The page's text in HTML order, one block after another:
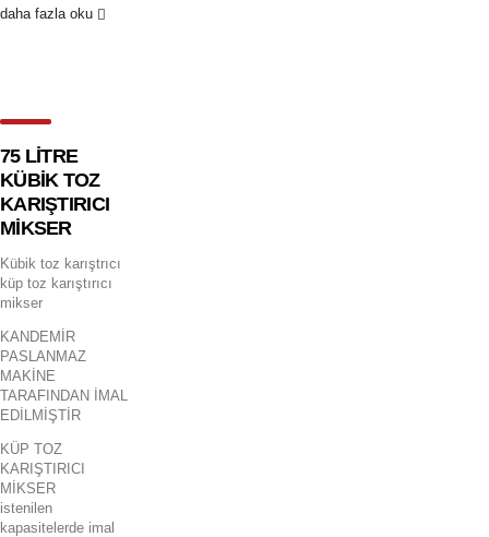
daha fazla oku
75 LİTRE
KÜBİK TOZ
KARIŞTIRICI
MİKSER
Kübik toz karıştrıcı
küp toz karıştırıcı
mikser
KANDEMİR
PASLANMAZ
MAKİNE
TARAFINDAN İMAL
EDİLMİŞTİR
KÜP TOZ
KARIŞTIRICI
MİKSER
istenilen
kapasitelerde imal